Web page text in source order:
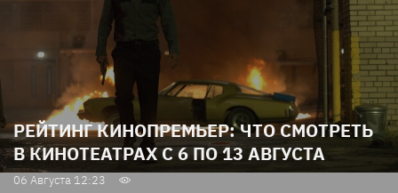
РЕЙТИНГ КИНОПРЕМЬЕР: ЧТО СМОТРЕТЬ
В КИНОТЕАТРАХ С 6 ПО 13 АВГУСТА
06 Августа 12:23